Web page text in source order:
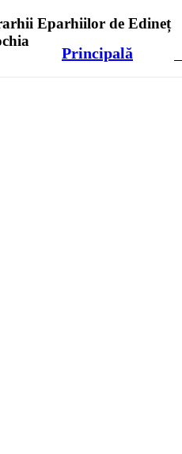
Principală
Eparhiilor de Edineț